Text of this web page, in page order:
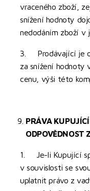
vraceného zboží,
snížení hodnoty
nedodáním zboží v
3. Prodávající je
za snížení hodnoty
cenu, výši této
PRÁVA
ODPOVĚDNOST
1. Je-li Kupující
v souvislosti se
uplatnit právo z